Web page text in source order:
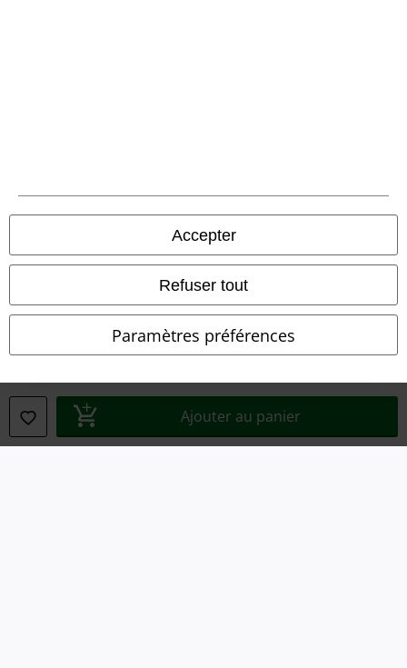
Accepter
Refuser tout
Paramètres préférences
Ajouter au panier
Élimination des déchets et protection de l'environnement
Déclaration de Conformité
Informations sur l'accessibilité
Période de rétractation
Tous nos prix sont T.T.C. Cependant, ils ne comprennent pasles frais